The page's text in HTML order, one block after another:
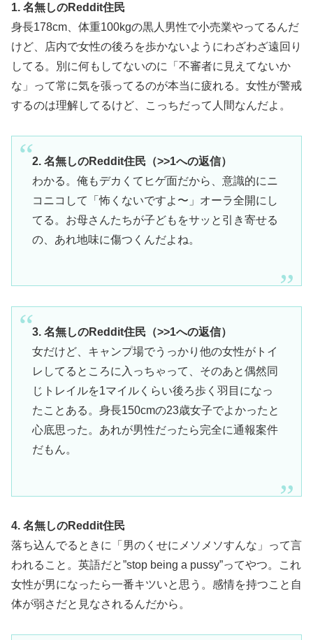
1. 名無しのReddit住民
身長178cm、体重100kgの黒人男性で小売業やってるんだ
けど、店内で女性の後ろを歩かないようにわざわざ遠回り
してる。別に何もしてないのに「不審者に見えてないか
な」って常に気を張ってるのが本当に疲れる。女性が警戒
するのは理解してるけど、こっちだって人間なんだよ。
2. 名無しのReddit住民（>>1への返信）
わかる。俺もデカくてヒゲ面だから、意識的にニ
コニコして「怖くないですよ〜」オーラ全開にし
てる。お母さんたちが子どもをサッと引き寄せる
の、あれ地味に傷つくんだよね。
3. 名無しのReddit住民（>>1への返信）
女だけど、キャンプ場でうっかり他の女性がトイ
レしてるところに入っちゃって、そのあと偶然同
じトレイルを1マイルくらい後ろ歩く羽目になっ
たことある。身長150cmの23歳女子でよかったと
心底思った。あれが男性だったら完全に通報案件
だもん。
4. 名無しのReddit住民
落ち込んでるときに「男のくせにメソメソすんな」って言
われること。英語だと”stop being a pussy”ってやつ。これ
女性が男になったら一番キツいと思う。感情を持つこと自
体が弱さだと見なされるんだから。